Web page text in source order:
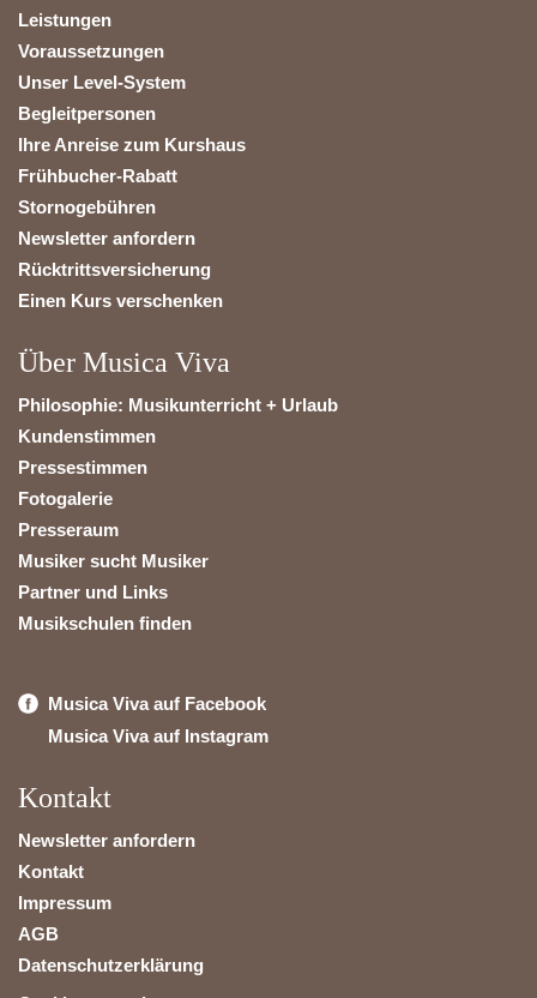
Leistungen
Voraussetzungen
Unser Level-System
Begleitpersonen
Ihre Anreise zum Kurshaus
Frühbucher-Rabatt
Stornogebühren
Newsletter anfordern
Rücktrittsversicherung
Einen Kurs verschenken
Über Musica Viva
Philosophie: Musikunterricht + Urlaub
Kundenstimmen
Pressestimmen
Fotogalerie
Presseraum
Musiker sucht Musiker
Partner und Links
Musikschulen finden
Musica Viva auf Facebook
Musica Viva auf Instagram
Kontakt
Newsletter anfordern
Kontakt
Impressum
AGB
Datenschutzerklärung